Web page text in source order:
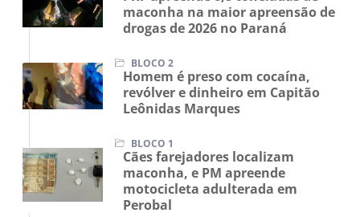
maconha na maior apreensão de
drogas de 2026 no Paraná
BLOCO 2
Homem é preso com cocaína,
revólver e dinheiro em Capitão
Leônidas Marques
BLOCO 1
Cães farejadores localizam
maconha, e PM apreende
motocicleta adulterada em
Perobal